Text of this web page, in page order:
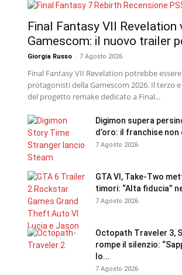
Final Fantasy VII Revelation
Gamescom: il nuovo trailer
Giorgia Russo - 7 Agosto 2026
Final Fantasy VII Revelation potrebbe
protagonisti della Gamescom 2026. Il terzo
del progetto remake dedicato a Final...
Digimon supera
d’oro: il franchise non
7 Agosto 2026
GTA VI, Take-Two
timori: “Alta fiducia”
7 Agosto 2026
Octopath Traveler 3,
rompe il silenzio:
lo...
7 Agosto 2026